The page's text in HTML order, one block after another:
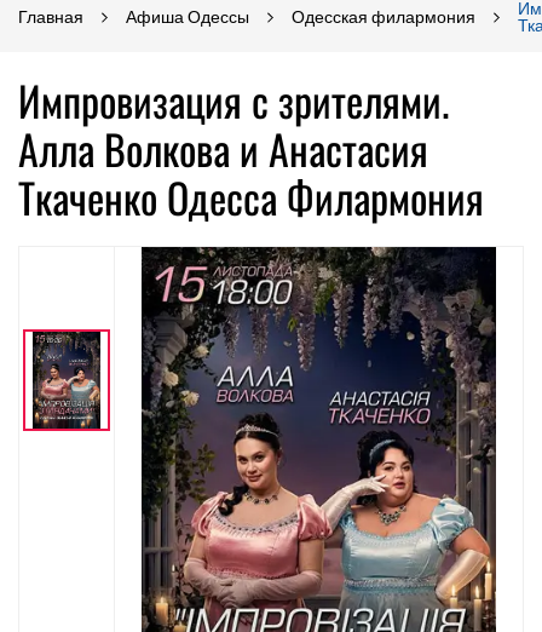
Главная Афиша Одессы Одесская филармония
Импровизация с зрителями.
Алла Волкова и Анастасия
Ткаченко Одесса Филармония